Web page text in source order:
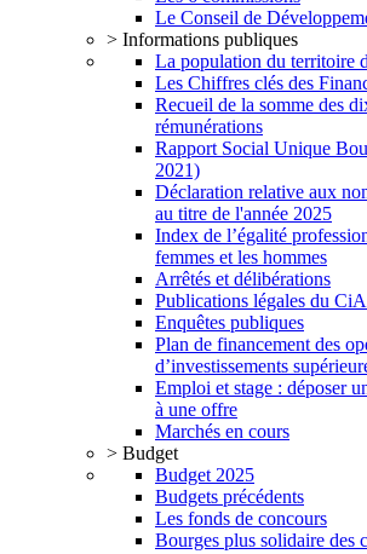
Le Conseil de
> Informations publiques
La population du territoire
Les Chiffres clés des
Recueil de la somme des
rémunérations
Rapport Social Unique
2021)
Déclaration relative aux
au titre de l'année 2025
Index de l’égalité
femmes et les hommes
Arrêtés et délibérations
Publications légales du
Enquêtes publiques
Plan de financement des
d’investissements
Emploi et stage : déposer
à une offre
Marchés en cours
> Budget
Budget 2025
Budgets précédents
Les fonds de concours
Bourges plus solidaire des